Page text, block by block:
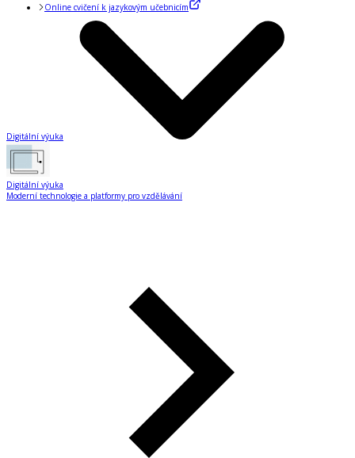
Online cvičení k jazykovým učebnicím
Digitální výuka
Digitální výuka
Moderní technologie a platformy pro vzdělávání